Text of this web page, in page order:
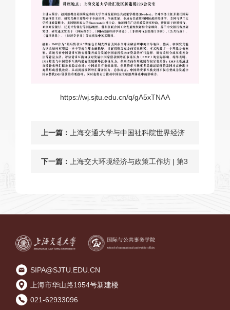
https://wj.sjtu.edu.cn/q/gA5xTNAA
上一篇： 上海交通大学与中国社科院世界经济
与政治研究所“一部六院”科教融汇协
下一篇： 上海交大环境经济与政策工作坊 | 第3
SIPA@SJTU.EDU.CN
上海市华山路1954号新建楼
021-62933096